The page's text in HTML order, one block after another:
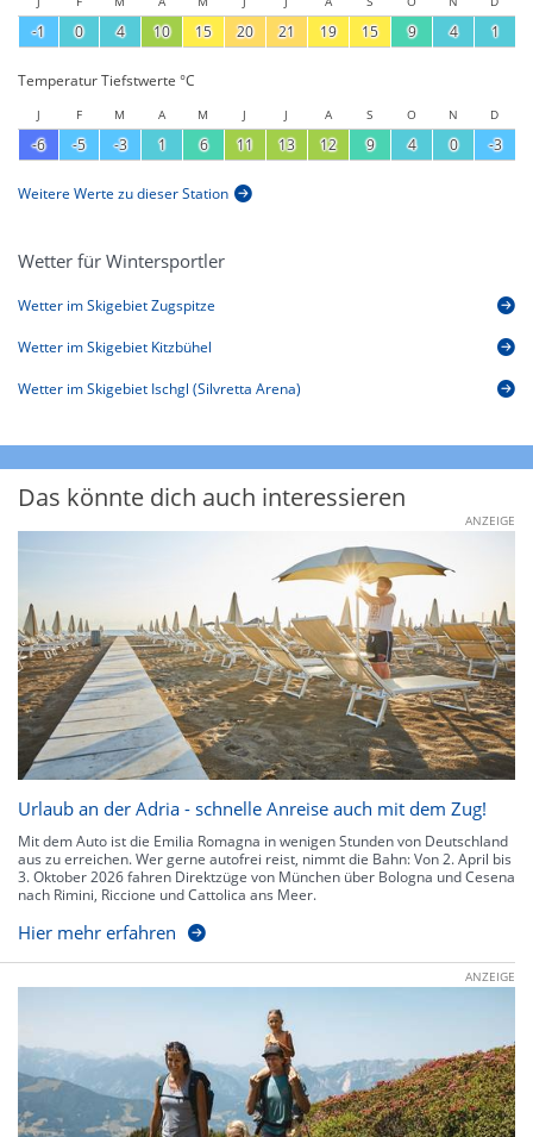
-1 0 4 10 15 20 21 19 15 9 4 1
Temperatur Tiefstwerte °C
J F M A M J J A S O N D
-6 -5 -3 1 6 11 13 12 9 4 0 -3
Weitere Werte zu dieser Station
Wetter für Wintersportler
Wetter im Skigebiet Zugspitze
Wetter im Skigebiet Kitzbühel
Wetter im Skigebiet Ischgl (Silvretta Arena)
Das könnte dich auch interessieren
ANZEIGE
Urlaub an der Adria - schnelle Anreise auch mit dem Zug!
Mit dem Auto ist die Emilia Romagna in wenigen Stunden von Deutschland
aus zu erreichen. Wer gerne autofrei reist, nimmt die Bahn: Von 2. April bis
3. Oktober 2026 fahren Direktzüge von München über Bologna und Cesena
nach Rimini, Riccione und Cattolica ans Meer.
Hier mehr erfahren
ANZEIGE